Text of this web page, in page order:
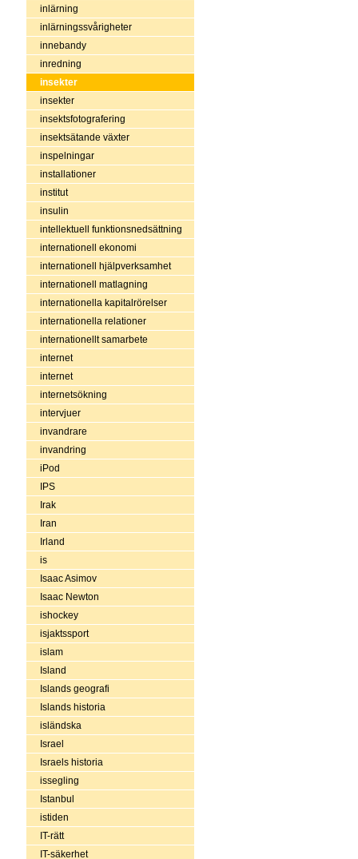
inlärning
inlärningssvårigheter
innebandy
inredning
insekter
insekter
insektsfotografering
insektsätande växter
inspelningar
installationer
institut
insulin
intellektuell funktionsnedsättning
internationell ekonomi
internationell hjälpverksamhet
internationell matlagning
internationella kapitalrörelser
internationella relationer
internationellt samarbete
internet
internet
internetsökning
intervjuer
invandrare
invandring
iPod
IPS
Irak
Iran
Irland
is
Isaac Asimov
Isaac Newton
ishockey
isjaktssport
islam
Island
Islands geografi
Islands historia
isländska
Israel
Israels historia
issegling
Istanbul
istiden
IT-rätt
IT-säkerhet